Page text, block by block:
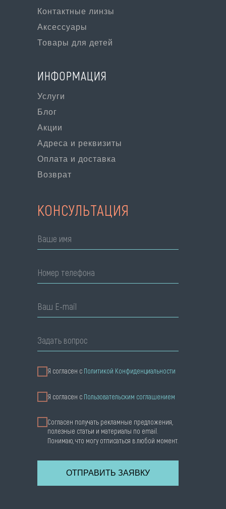
Контактные линзы
Аксессуары
Товары для детей
ИНФОРМАЦИЯ
Услуги
Адреса и реквизиты
КОНСУЛЬТАЦИЯ
Ваше имя
Номер телефона
Ваш E-mail
Задать вопрос
Я согласен с Политикой Конфиденциальности
Я cогласен с Пользовательским соглашением
Согласен получать рекламные предложения,
полезные статьи и материалы по email.
Понимаю, что могу отписаться в любой момент.
ОТПРАВИТЬ ЗАЯВКУ
Оплата и доставка
Возврат
Блог
Акции